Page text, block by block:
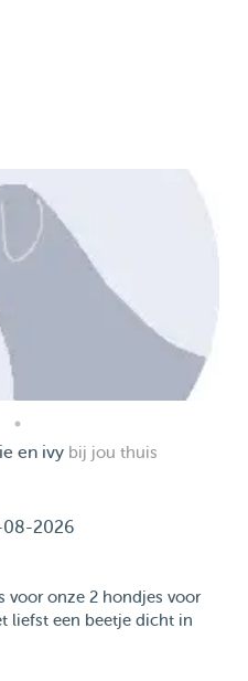
en ivy bij jou thuis
2026
voor onze 2 hondjes voor
liefst een beetje dicht in